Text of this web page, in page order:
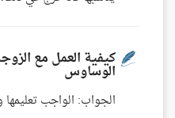
كيفية العمل مع
الوساوس
الجواب: الواجب